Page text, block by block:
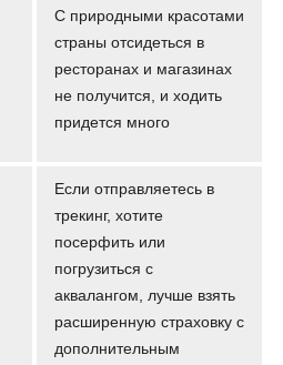
С природными красотами
страны отсидеться в
ресторанах и магазинах
не получится, и ходить
придется много
Если отправляетесь в
трекинг, хотите
посерфить или
погрузиться с
аквалангом, лучше взять
расширенную страховку с
дополнительным